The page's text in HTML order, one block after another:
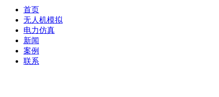
首页
无人机模拟
电力仿真
新闻
案例
联系